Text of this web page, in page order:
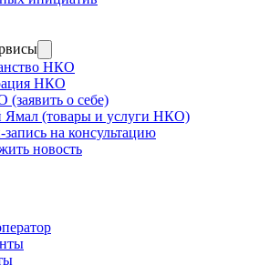
НКО
НКО
о себе)
Ямал (товары и услуги НКО)
на консультацию
новость